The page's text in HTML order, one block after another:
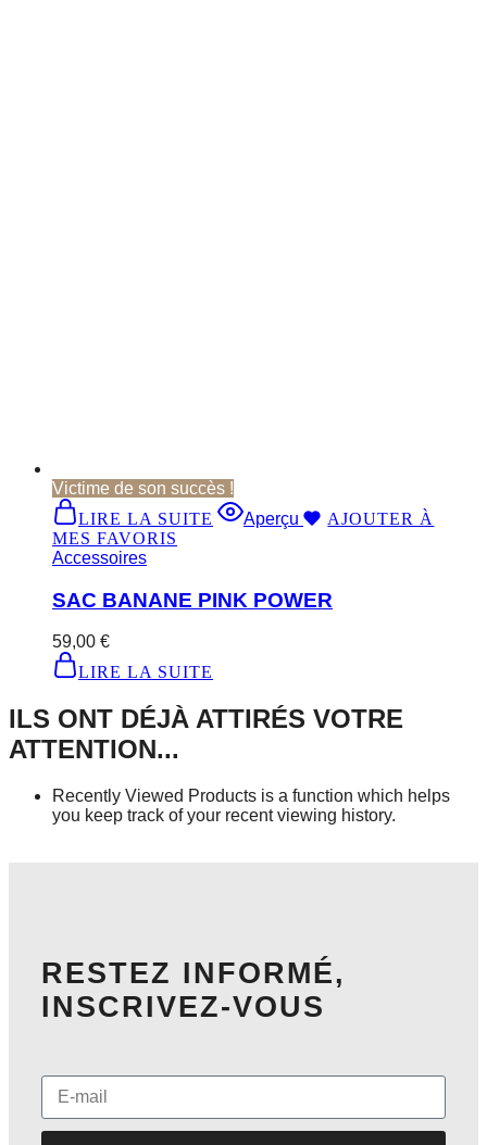
Victime de son succès !
LIRE LA SUITE
Aperçu
AJOUTER À
MES FAVORIS
Accessoires
SAC BANANE PINK POWER
59,00 €
LIRE LA SUITE
ILS ONT DÉJÀ ATTIRÉS VOTRE
ATTENTION...
Recently Viewed Products is a function which helps
you keep track of your recent viewing history.
RESTEZ INFORMÉ,
INSCRIVEZ-VOUS